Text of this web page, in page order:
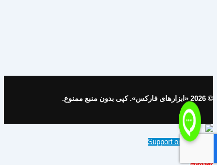
© 2026 «ابزارهای فارکس». کپی بدون منبع ممنوع.
Support on Telegram